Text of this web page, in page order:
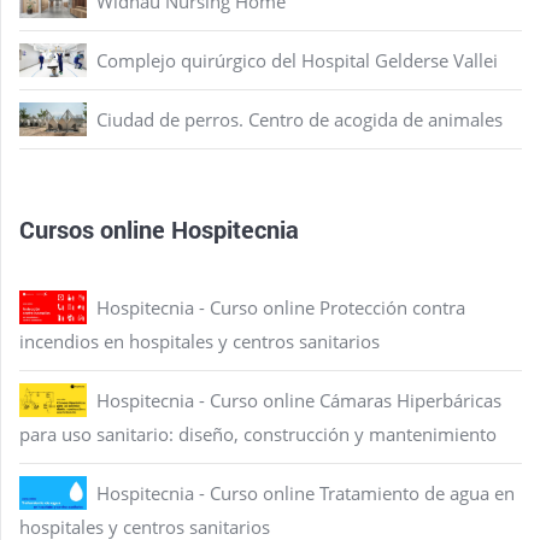
Complejo quirúrgico del Hospital Gelderse Vallei
Ciudad de perros. Centro de acogida de animales
Cursos online Hospitecnia
Hospitecnia - Curso online Protección contra
incendios en hospitales y centros sanitarios
Hospitecnia - Curso online Cámaras Hiperbáricas
para uso sanitario: diseño, construcción y mantenimiento
Hospitecnia - Curso online Tratamiento de agua en
hospitales y centros sanitarios